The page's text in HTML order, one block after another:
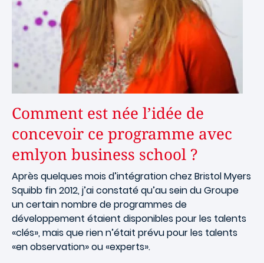
Comment est née l’idée de
concevoir ce programme avec
emlyon business school ?
Après quelques mois d’intégration chez Bristol Myers
Squibb fin 2012, j’ai constaté qu’au sein du Groupe
un certain nombre de programmes de
développement étaient disponibles pour les talents
«clés», mais que rien n’était prévu pour les talents
«en observation» ou «experts».